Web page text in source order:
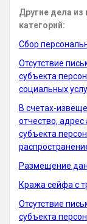
Другие дела
категорий:
Сбор
Отсутствие
субъекта
социальных
В счетах-
отчество,
субъекта
Размещение
Кража сейфа с
Отсутствие
субъекта